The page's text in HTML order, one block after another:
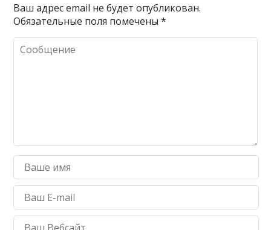
Ваш адрес email не будет опубликован.
Обязательные поля помечены*